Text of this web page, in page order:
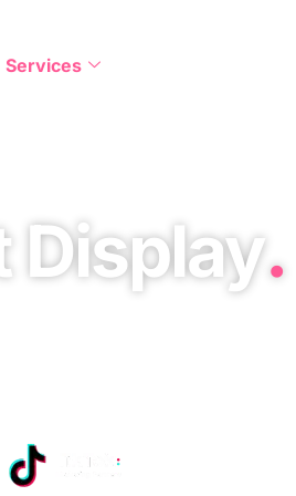
Services
Display.